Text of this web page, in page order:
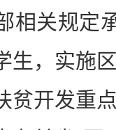
关规定承
生，实施
贫开发重